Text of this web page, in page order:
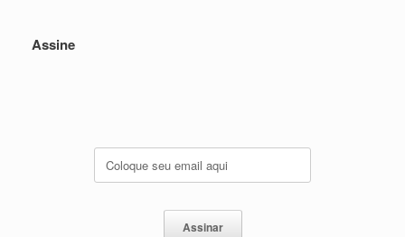
Assine